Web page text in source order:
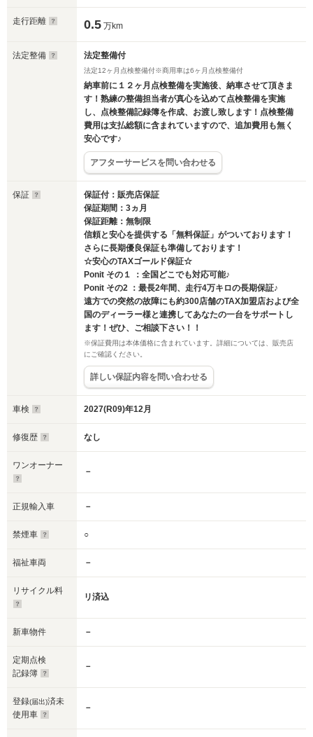
走行距離 0.5 万km
法定整備 法定整備付
法定12ヶ月点検整備付※商用車は6ヶ月点検整備付
納車前に１２ヶ月点検整備を実施後、納車させて頂きま
す！熟練の整備担当者が真心を込めて点検整備を実施
し、点検整備記録簿を作成、お渡し致します！点検整備
費用は支払総額に含まれていますので、追加費用も無く
安心です♪
アフターサービスを問い合わせる
保証
保証付：販売店保証
保証期間：3ヵ月
保証距離：無制限
信頼と安心を提供する「無料保証」がついております！
さらに長期優良保証も準備しております！
☆安心のTAXゴールド保証☆
Ponit その１ ：全国どこでも対応可能♪
Ponit その2 ：最長2年間、走行4万キロの長期保証♪
遠方での突然の故障にも約300店舗のTAX加盟店および全
国のディーラー様と連携してあなたの一台をサポートし
ます！ぜひ、ご相談下さい！！
※保証費用は本体価格に含まれています。詳細については、販売店
にご確認ください。
詳しい保証内容を問い合わせる
車検 2027(R09)年12月
修復歴 なし
ワンオーナー
－
正規輸入車 －
禁煙車 ○
福祉車両 －
リサイクル料
リ済込
新車物件 －
定期点検
記録簿
－
登録(届出)済未
使用車
－